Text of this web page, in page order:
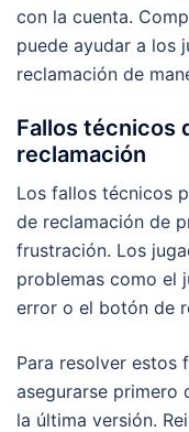
con la cuenta.
puede ayudar a los
reclamación de
Fallos técnicos
reclamación
Los fallos técnicos
de reclamación de
frustración. Los
problemas como el
error o el botón de
Para resolver estos
asegurarse primero
la última versión.